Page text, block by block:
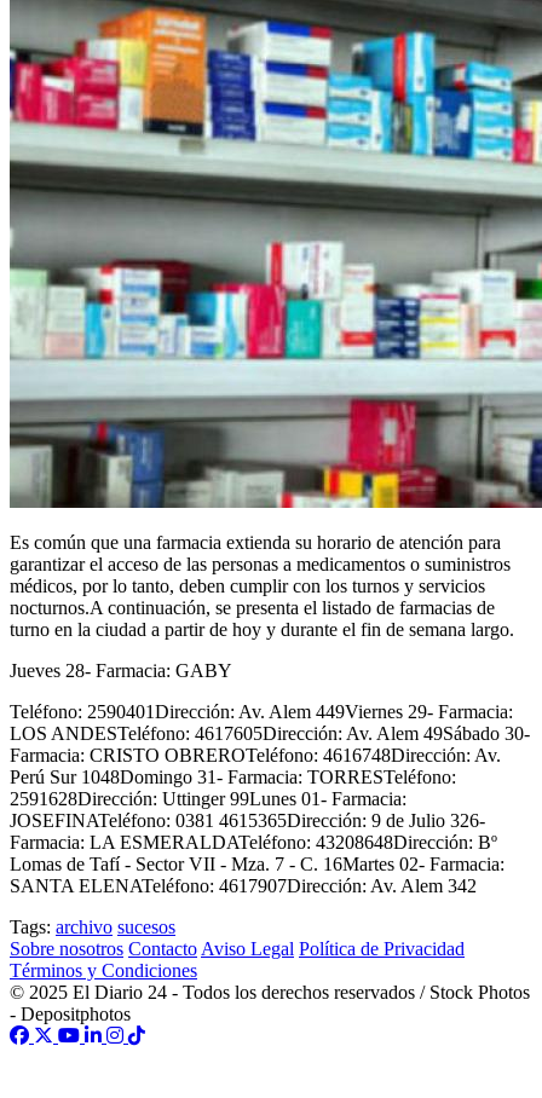
Es común que una farmacia extienda su horario de atención para
garantizar el acceso de las personas a medicamentos o suministros
médicos, por lo tanto, deben cumplir con los turnos y servicios
nocturnos.A continuación, se presenta el listado de farmacias de
turno en la ciudad a partir de hoy y durante el fin de semana largo.
Jueves 28- Farmacia: GABY
Teléfono: 2590401Dirección: Av. Alem 449Viernes 29- Farmacia:
LOS ANDESTeléfono: 4617605Dirección: Av. Alem 49Sábado 30-
Farmacia: CRISTO OBREROTeléfono: 4616748Dirección: Av.
Perú Sur 1048Domingo 31- Farmacia: TORRESTeléfono:
2591628Dirección: Uttinger 99Lunes 01- Farmacia:
JOSEFINATeléfono: 0381 4615365Dirección: 9 de Julio 326-
Farmacia: LA ESMERALDATeléfono: 43208648Dirección: Bº
Lomas de Tafí - Sector VII - Mza. 7 - C. 16Martes 02- Farmacia:
SANTA ELENATeléfono: 4617907Dirección: Av. Alem 342
Tags: archivo sucesos
Sobre nosotros Contacto Aviso Legal Política de Privacidad
Términos y Condiciones
© 2025 El Diario 24 - Todos los derechos reservados / Stock Photos
- Depositphotos